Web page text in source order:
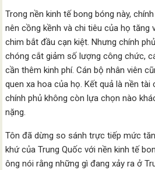
Trong nền kinh tế bong bóng này,
nên cồng kềnh và chi tiêu của họ tăng
chim bắt đầu cạn kiệt. Nhưng chính
chóng cắt giảm số lượng công chức,
cần thêm kinh phí. Cán bộ nhân viên
quen xa hoa của họ. Kết quả là nền
chính phủ không còn lựa chọn nào
nặng.
Tôn đã dừng so sánh trực tiếp mức
khứ của Trung Quốc với nền kinh tế
ông nói rằng những gì đang xảy ra ở